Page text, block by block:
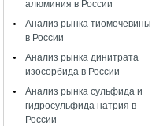
алюминия в России
Анализ рынка тиомочевины
в России
Анализ рынка динитрата
изосорбида в России
Анализ рынка сульфида и
гидросульфида натрия в
России